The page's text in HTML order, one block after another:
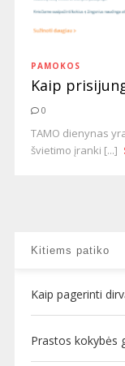
PAMOKOS
Kaip
0
TAMO dienynas
švietimo įranki [...]
Kitiems patiko
Kaip pagerinti
Prastos kokybės